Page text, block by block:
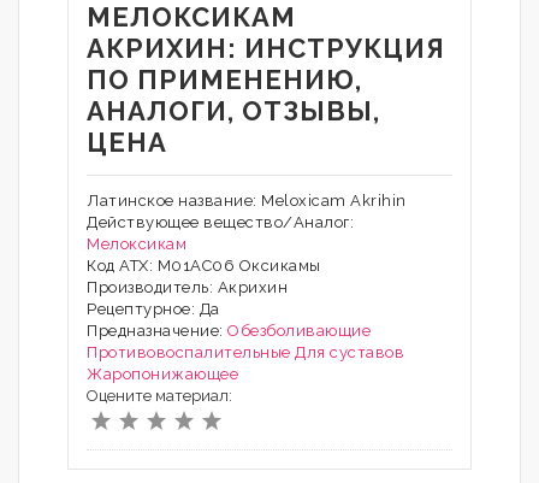
МЕЛОКСИКАМ
АКРИХИН: ИНСТРУКЦИЯ
ПО ПРИМЕНЕНИЮ,
АНАЛОГИ, ОТЗЫВЫ,
ЦЕНА
Латинское название: Meloxicam Akrihin
Действующее вещество/Аналог:
Мелоксикам
Код АТХ: М01АС06 Оксикамы
Производитель: Акрихин
Рецептурное: Да
Предназначение: Обезболивающие
Противовоспалительные Для суставов
Жаропонижающее
Оцените материал: